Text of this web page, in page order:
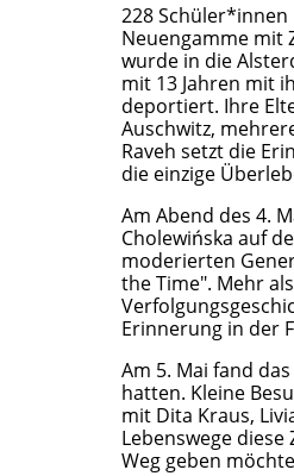
228 Schüler*innen
Neuengamme mit
wurde in die
mit 13 Jahren mit
deportiert. Ihre
Auschwitz,
Raveh setzt die
die einzige
Am Abend des 4.
Cholewińska auf
moderierten
the Time". Mehr
Erinnerung in der
Am 5. Mai fand das
hatten. Kleine
mit Dita Kraus,
Lebenswege
Weg geben